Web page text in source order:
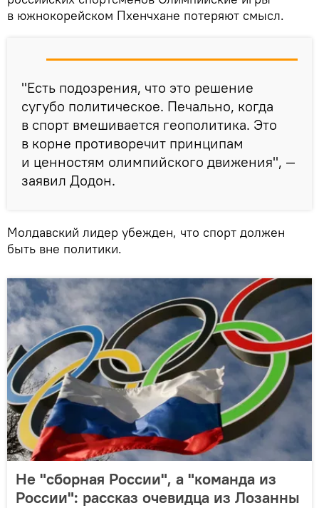
в южнокорейском Пхенчхане потеряют смысл.
"Есть подозрения, что это решение
сугубо политическое. Печально, когда
в спорт вмешивается геополитика. Это
в корне противоречит принципам
и ценностям олимпийского движения", —
заявил Додон.
Молдавский лидер убежден, что спорт должен
быть вне политики.
Не "сборная России", а "команда из
России": рассказ очевидца из Лозанны